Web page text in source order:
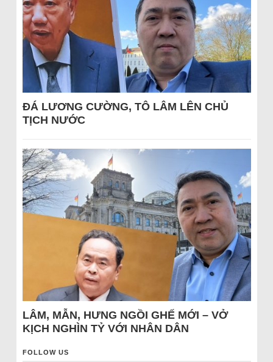
ĐÁ LƯƠNG CƯỜNG, TÔ LÂM LÊN CHỦ
TỊCH NƯỚC
LÂM, MẪN, HƯNG NGỒI GHẾ MỚI – VỞ
KỊCH NGHÌN TỶ VỚI NHÂN DÂN
FOLLOW US